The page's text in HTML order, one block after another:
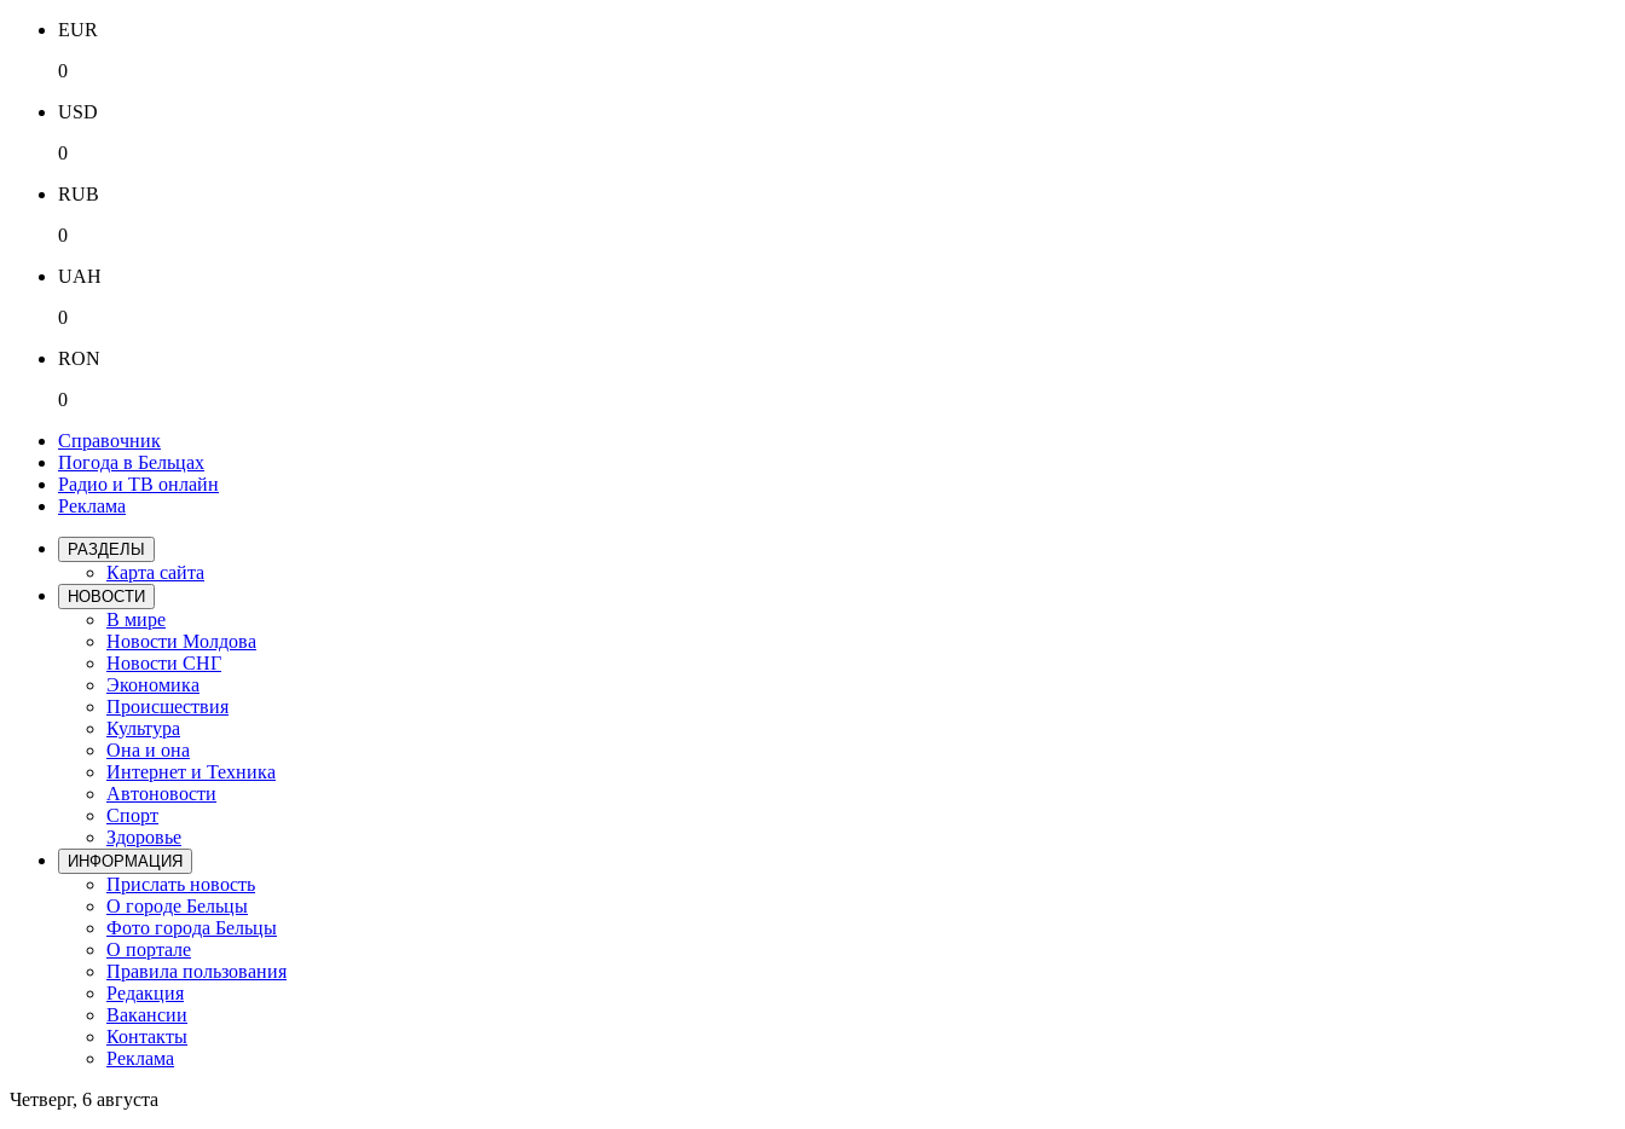
EUR
0
USD
0
RUB
0
UAH
0
RON
0
Справочник
Погода в Бельцах
Радио и ТВ онлайн
Реклама
РАЗДЕЛЫ
Карта сайта
НОВОСТИ
В мире
Новости Молдова
Новости СНГ
Экономика
Происшествия
Культура
Она и она
Интернет и Техника
Автоновости
Спорт
Здоровье
ИНФОРМАЦИЯ
Прислать новость
О городе Бельцы
Фото города Бельцы
О портале
Правила пользования
Редакция
Вакансии
Контакты
Реклама
Четверг, 6 августа